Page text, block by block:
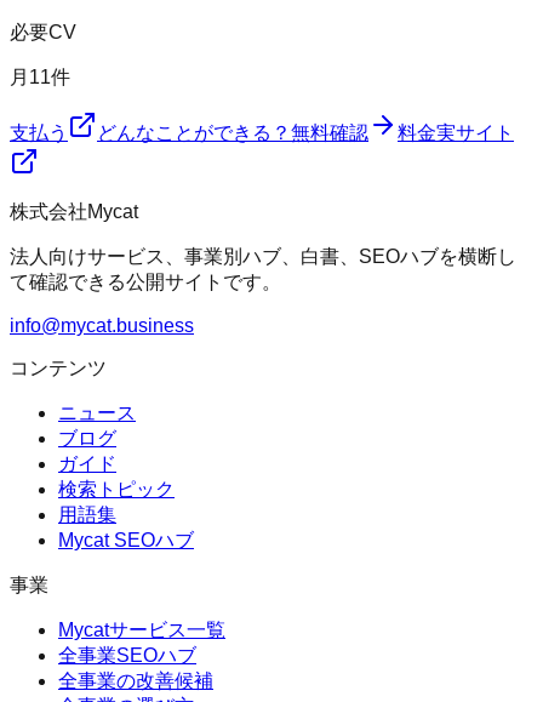
必要CV
月 11件
支払う どんなことができる？ 無料確認 料金実サイト
株式会社Mycat
法人向けサービス、事業別ハブ、白書、SEOハブを横断し
て確認できる公開サイトです。
info@mycat.business
コンテンツ
ニュース
ブログ
ガイド
検索トピック
用語集
Mycat SEOハブ
事業
Mycatサービス一覧
全事業SEOハブ
全事業の改善候補